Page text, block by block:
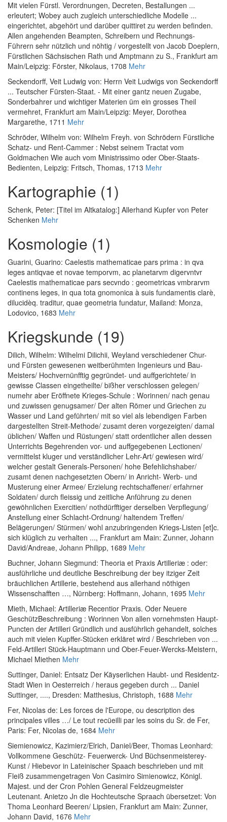
Mit vielen Fürstl. Verordnungen, Decreten, Bestallungen ...
erleutert; Wobey auch zugleich unterschiedliche Modelle ...
eingerichtet, abgehört und darüber quittiret zu werden befinden.
Allen angehenden Beampten, Schreibern und Rechnungs-
Führern sehr nützlich und nöhtig / vorgestellt von Jacob Doeplern,
Fürstlichen Sächsischen Rath und Amptmann zu S., Frankfurt am
Main/Leipzig: Förster, Nikolaus, 1708 Mehr
Seckendorff, Veit Ludwig von: Herrn Veit Ludwigs von Seckendorff
... Teutscher Fürsten-Staat. - Mit einer gantz neuen Zugabe,
Sonderbahrer und wichtiger Materien üm ein grosses Theil
vermehret, Frankfurt am Main/Leipzig: Meyer, Dorothea
Margarethe, 1711 Mehr
Schröder, Wilhelm von: Wilhelm Freyh. von Schrödern Fürstliche
Schatz- und Rent-Cammer : Nebst seinem Tractat vom
Goldmachen Wie auch vom Ministrissimo oder Ober-Staats-
Bedienten, Leipzig: Fritsch, Thomas, 1713 Mehr
Kartographie (1)
Schenk, Peter: [Titel im Altkatalog:] Allerhand Kupfer von Peter
Schenken Mehr
Kosmologie (1)
Guarini, Guarino: Caelestis mathematicae pars prima : in qva
leges antiqvae et novae temporvm, ac planetarvm digervntvr
Caelestis mathematicae pars secvndo : geometricas vmbrarvm
continens leges, in qua tota gnomonica à suis fundamentis clarè,
dilucidèq. traditur, quae geometria fundatur, Mailand: Monza,
Lodovico, 1683 Mehr
Kriegskunde (19)
Dilich, Wilhelm: Wilhelmi Dilichii, Weyland verschiedener Chur-
und Fürsten gewesenen weitberühmten Ingenieurs und Bau-
Meisters/ Hochvernünfftig gegründet- und auffgerichtete/ in
gewisse Classen eingetheilte/ bißher verschlossen gelegen/
numehr aber Eröffnete Krieges-Schule : Worinnen/ nach genau
und zuwissen genugsamer/ Der alten Römer und Griechen zu
Wasser und Land geführten/ mit so viel als lebendigen Farben
dargestellten Streit-Methode/ zusamt deren vorgezeigten/ damal
üblichen/ Waffen und Rüstungen/ statt ordentlicher allen dessen
Unterrichts Begehrenden vor- und auffgegebenen Lectionen/
vermittelst kluger und verständlicher Lehr-Art/ gewiesen wird/
welcher gestalt Generals-Personen/ hohe Befehlichshaber/
zusamt denen nachgesetzten Obern/ in Anricht- Werb- und
Musterung einer Armee/ Erzielung rechtschaffener/ erfahrner
Soldaten/ durch fleissig und zeitliche Anführung zu denen
gewöhnlichen Exercitien/ nothdürfftiger derselben Verpflegung/
Anstellung einer Schlacht-Ordnung/ haltendem Treffen/
Belägerungen/ Stürmen/ wohl anzubringenden Kriegs-Listen [et]c.
sich klüglich zu verhalten ..., Frankfurt am Main: Zunner, Johann
David/Andreae, Johann Philipp, 1689 Mehr
Buchner, Johann Siegmund: Theoria et Praxis Artilleriæ : oder:
ausführliche und deutliche Beschreibung der bey itziger Zeit
bräuchlichen Artillerie, bestehend aus allerhand nöthigen
Wissenschafften …, Nürnberg: Hoffmann, Johann, 1695 Mehr
Mieth, Michael: Artilleriæ Recentior Praxis. Oder Neuere
GeschützBeschreibung : Worinnen Von allen vornehmsten Haupt-
Puncten der Artilleri Gründlich und ausführlich gehandelt, solches
auch mit vielen Kupffer-Stücken erkläret wird / Beschrieben von ...
Feld-Artilleri Stück-Hauptmann und Ober-Feuer-Wercks-Meistern,
Michael Miethen Mehr
Suttinger, Daniel: Entsatz Der Käyserlichen Haubt- und Residentz-
Stadt Wien in Oesterreich / heraus gegeben durch ... Daniel
Suttinger, ...., Dresden: Matthesius, Christoph, 1688 Mehr
Fer, Nicolas de: Les forces de l'Europe, ou description des
principales villes …/ Le tout recu͏̈eilli par les soins du Sr. de Fer,
Paris: Fer, Nicolas de, 1684 Mehr
Siemienowicz, Kazimierz/Elrich, Daniel/Beer, Thomas Leonhard:
Vollkommene Geschütz- Feuerwerck- Und Büchsenmeisterey-
Kunst / Hiebevor in Lateinischer Spaach beschrieben und mit
Fleiß zusammengetragen Von Casimiro Simienowicz, Königl.
Majest. und der Cron Pohlen General Feldzeugmeister
Leutenant. Anietzo Jn die Hochteutsche Spraach übersetzet: Von
Thoma Leonhard Beeren/ Lipsien, Frankfurt am Main: Zunner,
Johann David, 1676 Mehr